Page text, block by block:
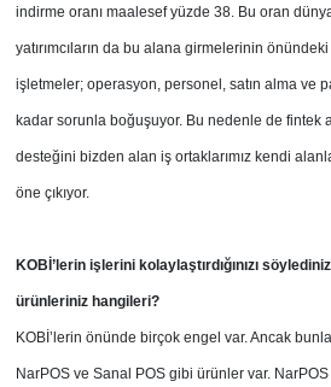
indirme oranı maalesef yüzde 38. Bu oran
yatırımcıların da bu alana girmelerinin
işletmeler; operasyon, personel, satın alma ve
kadar sorunla boğuşuyor. Bu nedenle de fintek
desteğini bizden alan iş ortaklarımız kendi
öne çıkıyor.
KOBİ’lerin işlerini kolaylaştırdığınızı
ürünleriniz hangileri?
KOBİ’lerin önünde birçok engel var. Ancak
NarPOS ve Sanal POS gibi ürünler var. NarPOS